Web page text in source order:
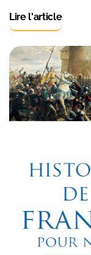
Lire l'article